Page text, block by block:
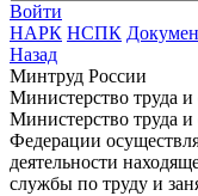
Войти
НАРК НСПК
Назад
Минтруд России
Министерство труда
Министерство труда
Федерации
деятельности
службы по труду и